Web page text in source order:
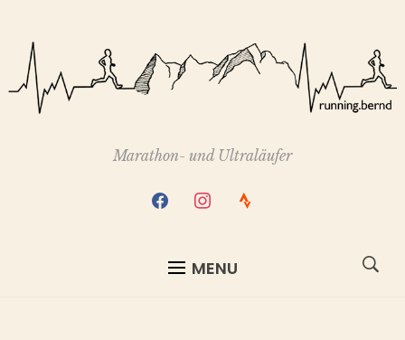
Marathon- und Ultraläufer
facebookinstagram
strava
MENU